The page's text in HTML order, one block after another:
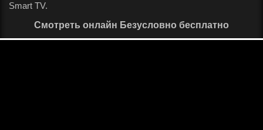
Smart TV.
Смотреть онлайн Безусловно бесплатно